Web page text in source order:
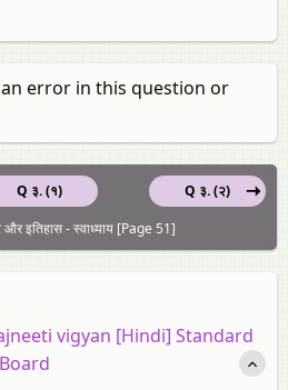
error in this question or
Q ३. (१)
Q ३. (२)
इतिहास - स्वाध्याय [Page 51]
vigyan [Hindi] Standard